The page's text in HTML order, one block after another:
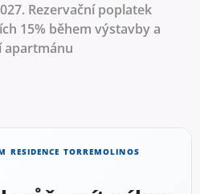
Rezervační poplatek
15% během výstavby a
apartmánu
RESIDENCE TORREMOLINOS